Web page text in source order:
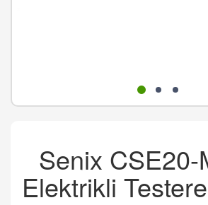
Senix CSE20-
Elektrikli